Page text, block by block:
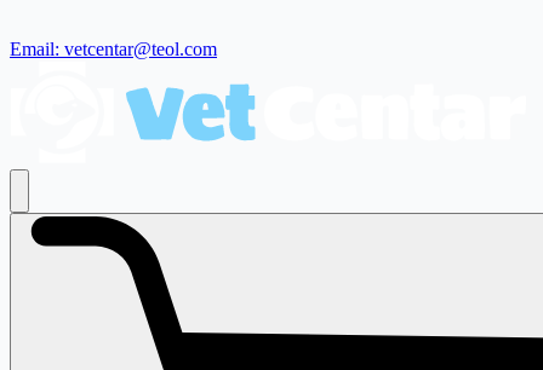
Email: vetcentar@teol.com